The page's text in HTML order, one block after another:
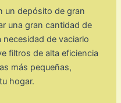
un depósito de gran
una gran cantidad de
de vaciarlo
filtros de alta eficiencia
más pequeñas,
hogar.